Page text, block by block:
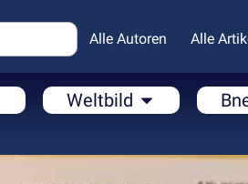
Alle Autoren Alle
Weltbild